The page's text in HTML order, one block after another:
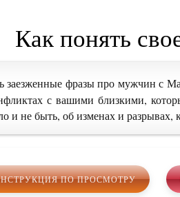
Как понять
заезженные фразы про мужчин с
с вашими близкими,
и не быть, об изменах и разрывах,
ПО ПРОСМОТРУ